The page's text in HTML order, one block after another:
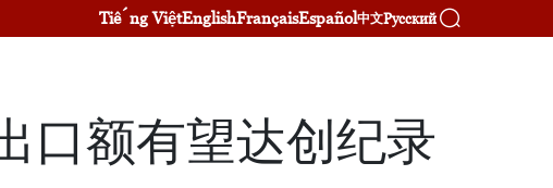
Tiếng ViệtEnglishFrançaisEspañol中文Русский
口额有望达创纪录